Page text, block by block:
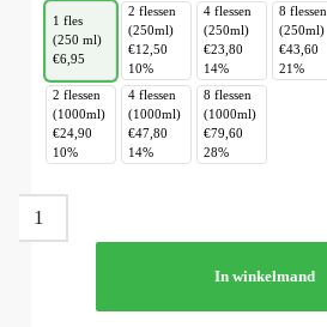
1 fles
(250 ml)
€6,95
2 flessen
(250ml)
€12,50
10%
4 flessen
(250ml)
€23,80
14%
8 flessen
(250ml)
€43,60
21%
2 flessen
(1000ml)
€24,90
10%
4 flessen
(1000ml)
€47,80
14%
8 flessen
(1000ml)
€79,60
28%
In winkelmand